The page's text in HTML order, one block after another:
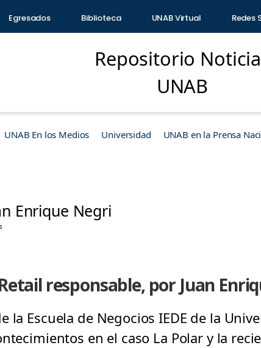
Egresados Biblioteca UNAB Virtual Redes
Repositorio
UNAB
UNAB En los Medios Universidad UNAB en la Prensa
Enrique Negri
responsable, por Juan
la Escuela de Negocios IEDE de la
en el caso La Polar y la